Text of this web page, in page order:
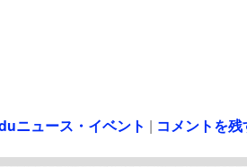
ニュース・イベント | コメントを残